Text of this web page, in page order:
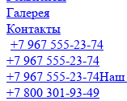
Галерея
Контакты
+7 967 555-23-74
+7 967 555-23-74
+7 967 555-23-74Наш
+7 800 301-93-49